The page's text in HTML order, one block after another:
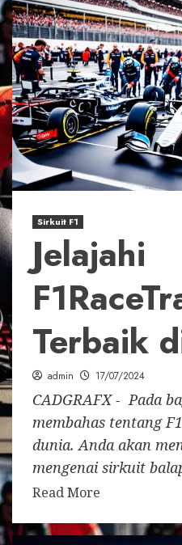
Sirkuit F1
Jelajahi
Terbaik
admin 17/07/2024
CADGRAFX - Pada
membahas tentang
dunia. Anda akan
mengenai sirkuit
Read More